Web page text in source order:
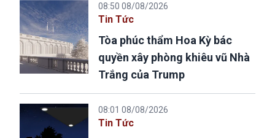
08:50 08/08/2026
Tin Tức
Tòa phúc thẩm Hoa Kỳ bác
quyền xây phòng khiêu vũ Nhà
Trắng của Trump
08:01 08/08/2026
Tin Tức